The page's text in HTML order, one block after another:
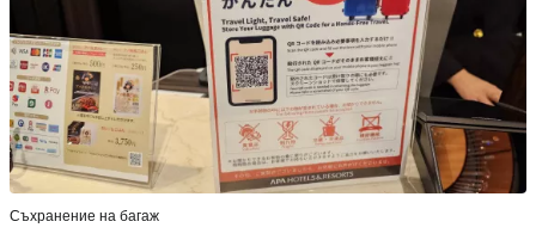
Съхранение на багаж